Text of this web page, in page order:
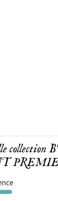
collection